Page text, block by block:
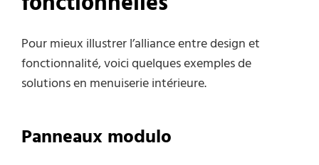
Pour mieux illustrer l’alliance entre design et
fonctionnalité, voici quelques exemples de
solutions en menuiserie intérieure.
Panneaux modulo